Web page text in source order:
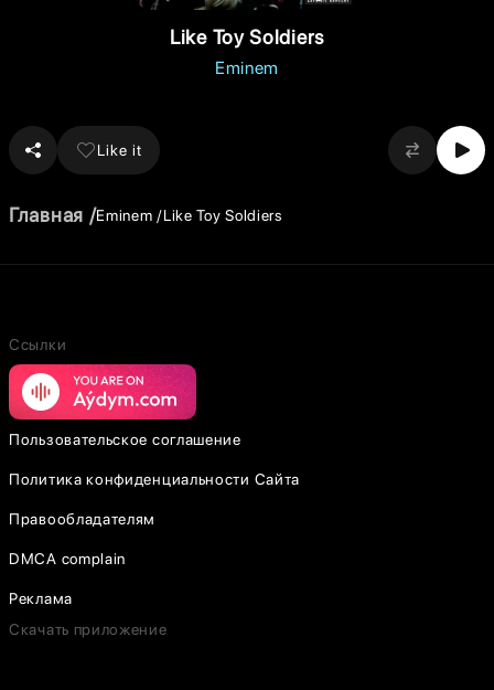
Like Toy Soldiers
Eminem
Like it
Главная Eminem Like Toy Soldiers
Ссылки
Пользовательское соглашение
Политика конфиденциальности Сайта
Правообладателям
DMCA complain
Реклама
Скачать приложение